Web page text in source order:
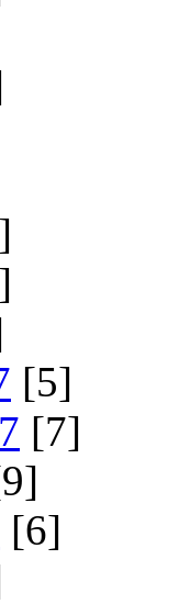
[5]
[7]
[6]